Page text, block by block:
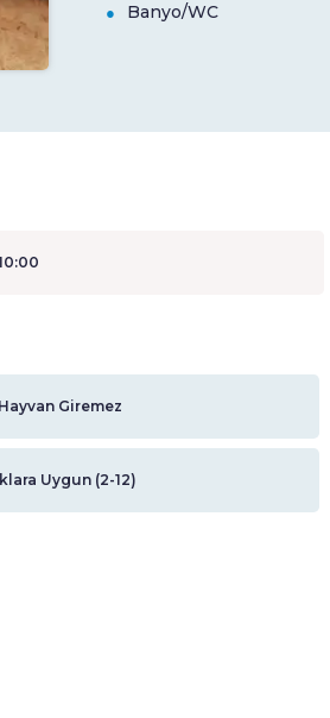
Banyo/WC
Giremez
Uygun (2-12)